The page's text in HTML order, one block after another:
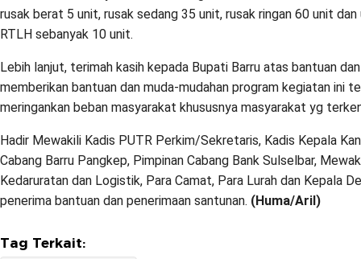
rusak berat 5 unit, rusak sedang 35 unit, rusak ringan 60 unit
RTLH sebanyak 10 unit.
Lebih lanjut, terimah kasih kepada Bupati Barru atas bantuan
memberikan bantuan dan muda-mudahan program kegiatan ini
meringankan beban masyarakat khususnya masyarakat yg
Hadir Mewakili Kadis PUTR Perkim/Sekretaris, Kadis Kepala
Cabang Barru Pangkep, Pimpinan Cabang Bank Sulselbar,
Kedaruratan dan Logistik, Para Camat, Para Lurah dan Kepala
penerima bantuan dan penerimaan santunan. (Huma/Aril)
Tag Terkait: